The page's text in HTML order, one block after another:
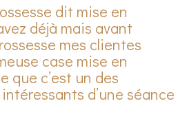
dit mise en
déjà mais avant
mes clientes
case mise en
que c’est un des
d’une séance